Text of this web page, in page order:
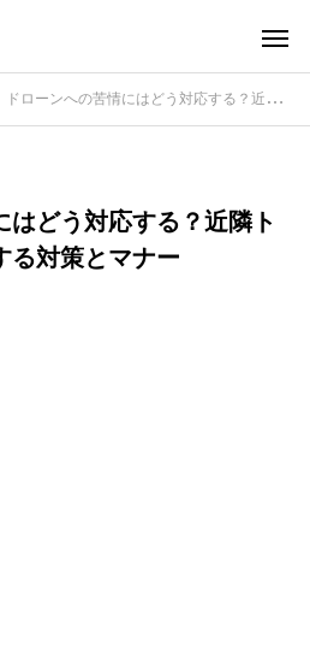
ドローンへの苦情にはどう対応する？近隣トラブルを円満解決する対策とマナー
はどう対応する？近隣ト
る対策とマナー